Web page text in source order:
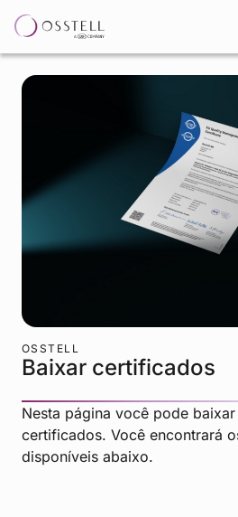
OSSTELL
Baixar certificados
Nesta página você pode
certificados. Você encontrará
disponíveis abaixo.